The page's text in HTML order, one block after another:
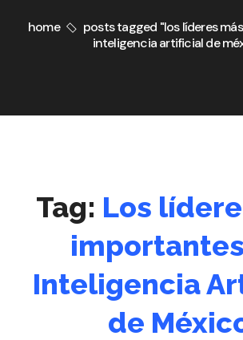
home
posts tagged "los líderes
inteligencia artificial de
Tag: Los
Inteligencia
de